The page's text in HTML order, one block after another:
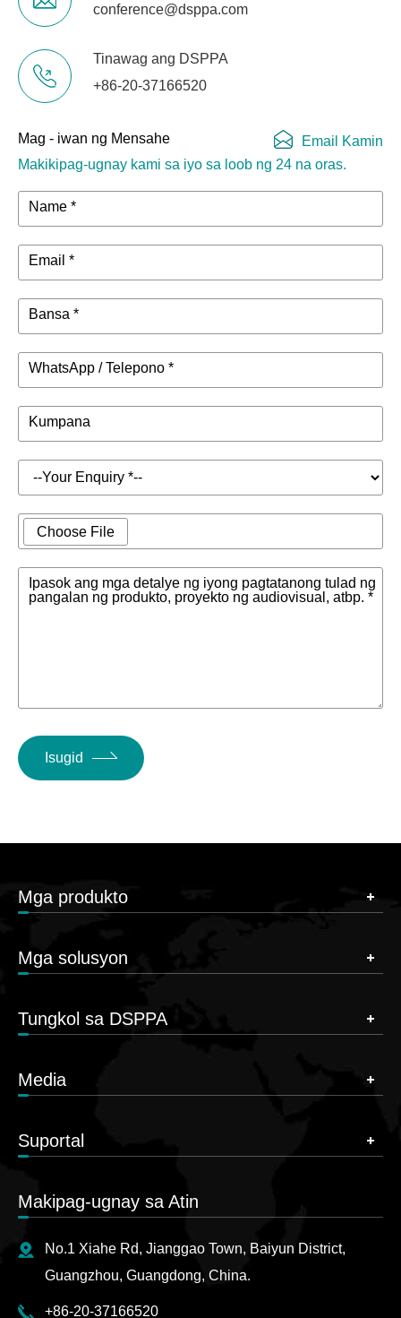
conference@dsppa.com
Tinawag ang DSPPA
+86-20-37166520
Mag - iwan ng Mensahe
Makikipag-ugnay kami sa iyo sa loob ng 24 na oras.
Email Kamin
Name *
Email *
Bansa *
WhatsApp / Telepono *
Kumpana
Choose File
Ipasok ang mga detalye ng iyong pagtatanong tulad ng
pangalan ng produkto, proyekto ng audiovisual, atbp. *
Isugid
Mga produkto
Mga solusyon
Tungkol sa DSPPA
Media
Suportal
Makipag-ugnay sa Atin
No.1 Xiahe Rd, Jianggao Town, Baiyun District,
Guangzhou, Guangdong, China.
+86-20-37166520